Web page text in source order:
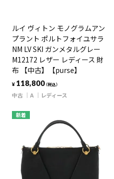
ルイ ヴィトン モノグラムアン
プラント ポルトフォイユサラ
NM LV SKI ガンメタルグレー
M12172 レザー レディース 財
布 【中古】【purse】
¥ 118,800（税込）
中古 A レディース
新着